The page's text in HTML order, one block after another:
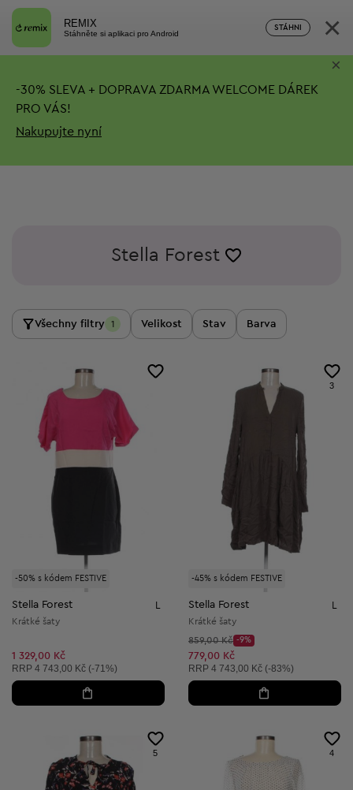
REMIX
Stáhněte si aplikaci pro Android
STÁHNI ×
-30% SLEVA + DOPRAVA ZDARMA WELCOME DÁREK
PRO VÁS!
Nakupujte nyní
×
Stella Forest
Všechny filtry 1 Velikost Stav Barva
-50% s kódem FESTIVE
Stella Forest
Krátké šaty
1 329,00 Kč
Doporučená cena:
RRP 4 743,00 Kč (-71%)
-45% s kódem FESTIVE
3
Stella Forest
Krátké šaty
Původní cena:
859,00 Kč
Discount Price:
-9%
Snížená cena:
779,00 Kč
Doporučená cena:
RRP 4 743,00 Kč (-83%)
5 4